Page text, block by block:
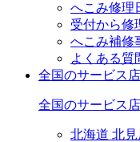
へこみ修理
受付から修
へこみ補修
よくある質
全国のサービス店
全国のサービス
北海道 北見